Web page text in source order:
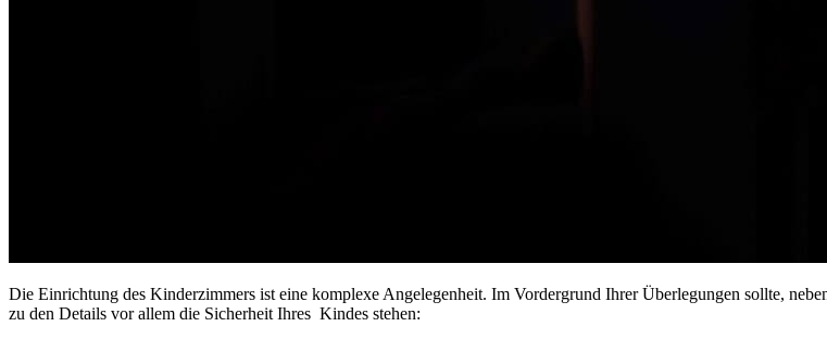
Die Einrichtung des Kinderzimmers ist eine komplexe Angelegenheit. Im Vordergrund Ihrer Überlegungen sollte,
zu den Details vor allem die Sicherheit Ihres Kindes stehen: